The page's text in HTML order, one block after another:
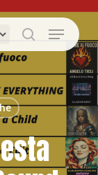
search
Menu